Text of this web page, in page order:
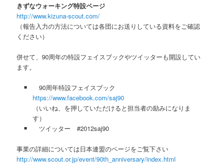
きずなウォーキング特設ページ
http://www.kizuna-scout.com/
（報告入力の方法については各団にお送りしている資料をご確認
ください）
併せて、90周年の特設フェイスブックやツイッターも開設してい
ます。
90周年特設フェイスブック
https://www.facebook.com/saj90
（いいね、を押していただけると担当者の励みになりま
す）
ツイッター #2012saj90
事業の詳細については日本連盟のページをご覧下さい
http://www.scout.or.jp/event/90th_anniversary/index.html